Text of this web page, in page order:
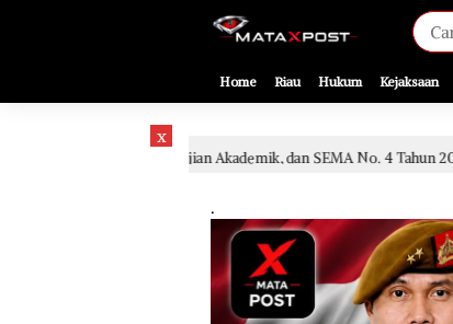
[gnpub_google_news_follow]
Home Riau Hukum Kejaksaan
x
Kajian Akademik, dan SEMA No. 4 Tahun 2010 Diabaikan
.